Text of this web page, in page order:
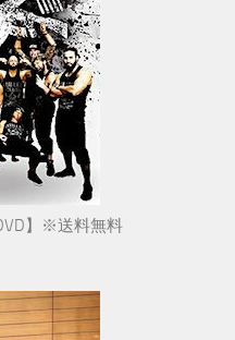
】※送料無料